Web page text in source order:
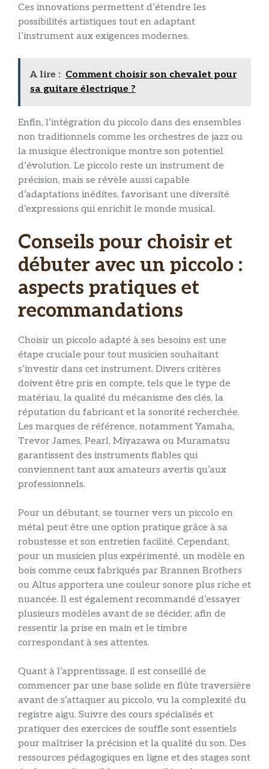
Ces innovations permettent d’étendre les
possibilités artistiques tout en adaptant
l’instrument aux exigences modernes.
A lire : Comment choisir son chevalet pour
sa guitare électrique ?
Enfin, l’intégration du piccolo dans des ensembles
non traditionnels comme les orchestres de jazz ou
la musique électronique montre son potentiel
d’évolution. Le piccolo reste un instrument de
précision, mais se révèle aussi capable
d’adaptations inédites, favorisant une diversité
d’expressions qui enrichit le monde musical.
Conseils pour choisir et
débuter avec un piccolo :
aspects pratiques et
recommandations
Choisir un piccolo adapté à ses besoins est une
étape cruciale pour tout musicien souhaitant
s’investir dans cet instrument. Divers critères
doivent être pris en compte, tels que le type de
matériau, la qualité du mécanisme des clés, la
réputation du fabricant et la sonorité recherchée.
Les marques de référence, notamment Yamaha,
Trevor James, Pearl, Miyazawa ou Muramatsu
garantissent des instruments fiables qui
conviennent tant aux amateurs avertis qu’aux
professionnels.
Pour un débutant, se tourner vers un piccolo en
métal peut être une option pratique grâce à sa
robustesse et son entretien facilité. Cependant,
pour un musicien plus expérimenté, un modèle en
bois comme ceux fabriqués par Brannen Brothers
ou Altus apportera une couleur sonore plus riche et
nuancée. Il est également recommandé d’essayer
plusieurs modèles avant de se décider, afin de
ressentir la prise en main et le timbre
correspondant à ses attentes.
Quant à l’apprentissage, il est conseillé de
commencer par une base solide en flûte traversière
avant de s’attaquer au piccolo, vu la complexité du
registre aigu. Suivre des cours spécialisés et
pratiquer des exercices de souffle sont essentiels
pour maîtriser la précision et la qualité du son. Des
ressources pédagogiques en ligne et des stages sont